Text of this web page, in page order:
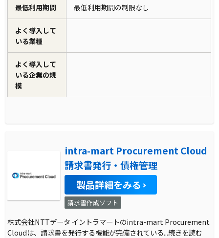
最低利用期間 最低利用期間の制限なし
よく導入して
いる業種
よく導入して
いる企業の規
模
intra-mart Procurement Cloud
請求書発行・債権管理
製品詳細をみる
請求書作成ソフト
株式会社NTTデータ イントラマートのintra-mart Procurement
Cloudは、請求書を発行する機能が完備されている...続きを読む